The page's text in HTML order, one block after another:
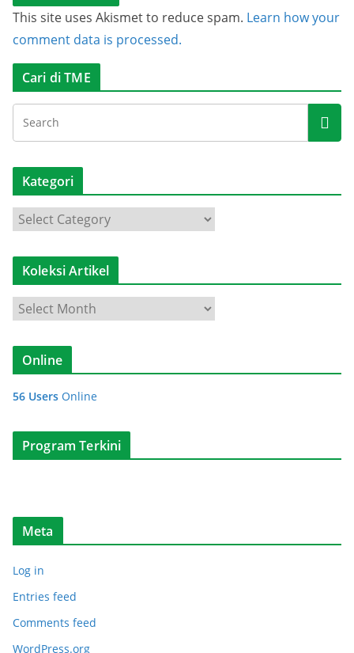
This site uses Akismet to reduce spam. Learn how your
comment data is processed.
Cari di TME
Kategori
a
t
g
Koleksi Artikel
o
l
s
r
k
e
l
Online
56 Users Online
Program Terkini
Meta
Log in
Entries feed
Comments feed
WordPress.org